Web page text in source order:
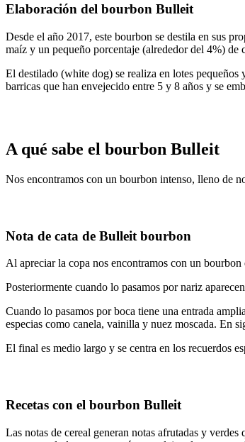
Elaboración del bourbon Bulleit
Desde el año 2017, este bourbon se destila en sus
maíz y un pequeño porcentaje (alrededor del 4%) de
El destilado (white dog) se realiza en lotes
barricas que han envejecido entre 5 y 8 años y se
A qué sabe el bourbon Bulleit
Nos encontramos con un bourbon intenso, lleno de
Nota de cata de Bulleit bourbon
Al apreciar la copa nos encontramos con un
Posteriormente cuando lo pasamos por nariz
Cuando lo pasamos por boca tiene una entrada
especias como canela, vainilla y nuez moscada. En
El final es medio largo y se centra en los recuerdos
Recetas con el bourbon Bulleit
Las notas de cereal generan notas afrutadas y